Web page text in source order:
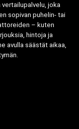
joka
sopivan puhelin- tai
– kuten
hintoja ja
avulla säästät aikaa,